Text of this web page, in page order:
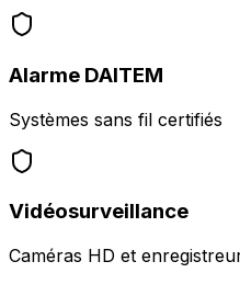
Alarme DAITEM
Systèmes sans fil certifiés
Vidéosurveillance
Caméras HD et